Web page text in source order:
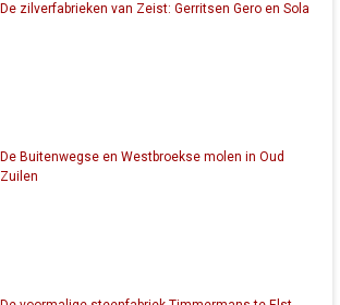
De zilverfabrieken van Zeist: Gerritsen Gero en Sola
De Buitenwegse en Westbroekse molen in Oud
Zuilen